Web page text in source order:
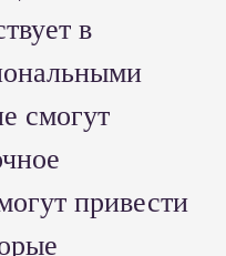
в
смогут
привести